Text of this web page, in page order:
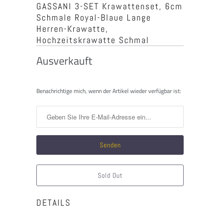
GASSANI 3-SET Krawattenset, 6cm
Schmale Royal-Blaue Lange
Herren-Krawatte,
Hochzeitskrawatte Schmal
Ausverkauft
Benachrichtigen
wenn
verfügbar
ist:
Benachrichtige mich, wenn der Artikel wieder verfügbar ist:
Sold Out
DETAILS